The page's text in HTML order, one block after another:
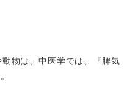
物は、中医学では、『脾気